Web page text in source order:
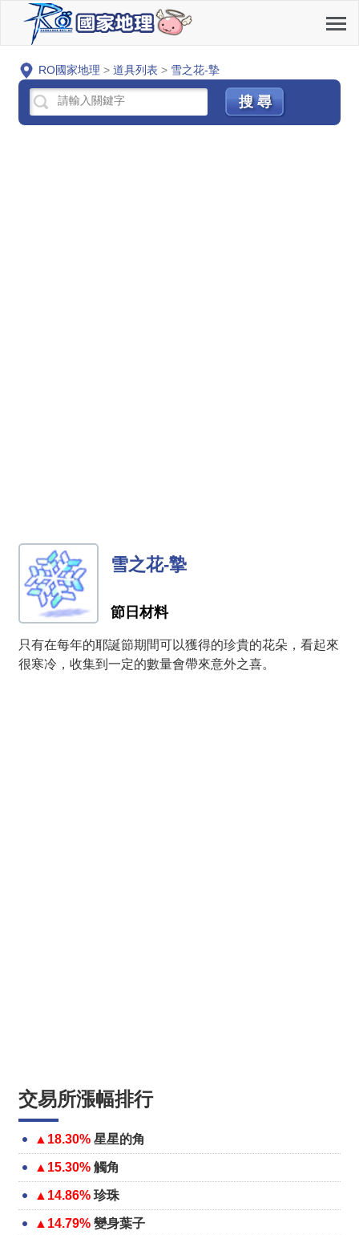
RO國家地理 > 道具列表 > 雪之花-摯
雪之花-摯
節日材料
只有在每年的耶誕節期間可以獲得的珍貴的花朵，看起來
很寒冷，收集到一定的數量會帶來意外之喜。
交易所漲幅排行
▲18.30% 星星的角
▲15.30% 觸角
▲14.86% 珍珠
▲14.79% 變身葉子